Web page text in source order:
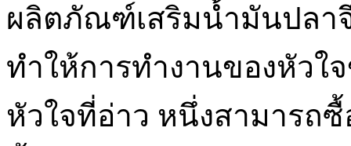
ผลิตภัณฑ์เสริมน้ำมันปลา
ทำให้การทำงานของหัว
หัวใจที่อ่าว หนึ่งสามารถ